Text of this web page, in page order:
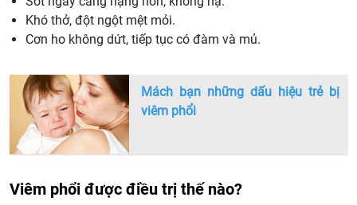
Khó thở, đột ngột mệt mỏi.
Cơn ho không dứt, tiếp tục có đàm và mủ.
Mách bạn những dấu hiệu trẻ bị
viêm phổi
Viêm phổi được điều trị thế nào?